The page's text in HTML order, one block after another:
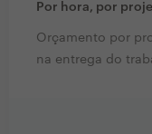
Por hora, por
Orçamento por
na entrega do